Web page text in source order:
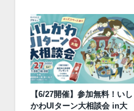
【6/27開催】参加無料！いし
かわUIターン大相談会 in大